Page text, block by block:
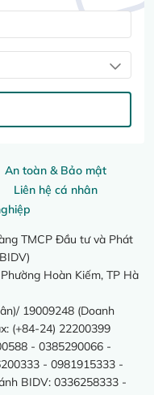
An toàn & Bảo mật
Liên hệ cá nhân
TMCP Đầu tư và Phát
Hoàn Kiếm, TP Hà
19009248 (Doanh
(+84-24) 22200399
- 0385290066 -
- 0981915333 -
BIDV: 0336258333 -